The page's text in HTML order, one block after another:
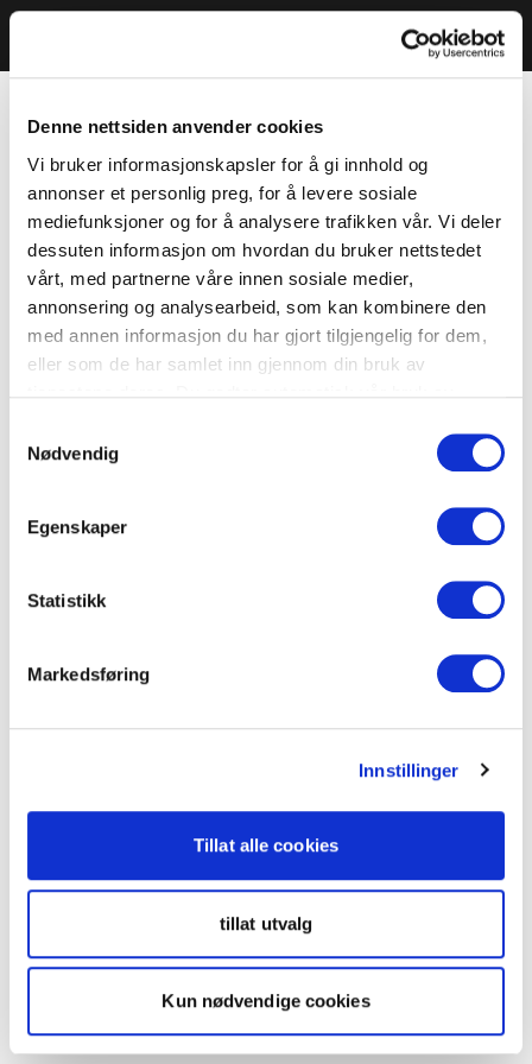
Denne nettsiden anvender cookies
Vi bruker informasjonskapsler for å gi innhold og
annonser et personlig preg, for å levere sosiale
mediefunksjoner og for å analysere trafikken vår. Vi deler
dessuten informasjon om hvordan du bruker nettstedet
vårt, med partnerne våre innen sosiale medier,
annonsering og analysearbeid, som kan kombinere den
med annen informasjon du har gjort tilgjengelig for dem,
eller som de har samlet inn gjennom din bruk av
Nødvendig
Egenskaper
Statistikk
Markedsføring
Innstillinger
Tillat alle cookies
tillat utvalg
Kun nødvendige cookies